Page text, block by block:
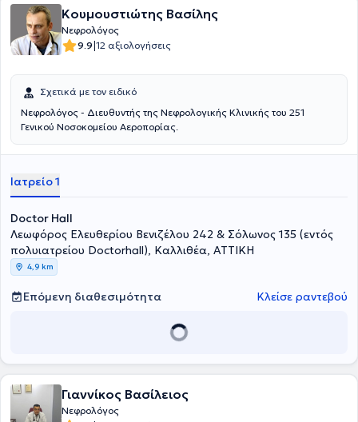
Κουμουστιώτης Βασίλης
Νεφρολόγος
9.9|12 αξιολογήσεις
Σχετικά με τον ειδικό
Νεφρολόγος - Διευθυντής της Νεφρολογικής Κλινικής του 251
Γενικού Νοσοκομείου Αεροπορίας.
Ιατρείο 1
Doctor Hall
Λεωφόρος Ελευθερίου Βενιζέλου 242 & Σόλωνος 135 (εντός
πολυιατρείου Doctorhall), Καλλιθέα, ΑΤΤΙΚΗ
4,9 km
Επόμενη διαθεσιμότητα Κλείσε ραντεβού
Γιαννίκος Βασίλειος
Νεφρολόγος